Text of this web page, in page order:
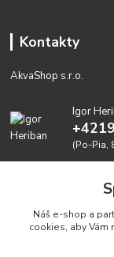
Kontakty
AkvaShop s.r.o.
Igor
(Po-Pia,
Náš e-shop a
cookies, aby Vám